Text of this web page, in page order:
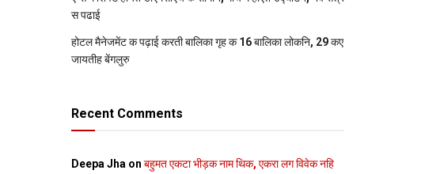
स पढाई
होटल मैनेजमेंट क पढ़ाई करती बालिका गृह क 16 बालिका लोकनि, 29 कए
जायतीह बेंगलुरु
Recent Comments
Deepa Jha on बहुमत एकटा भीड़क नाम थिक, एकरा लग विवेक नहि